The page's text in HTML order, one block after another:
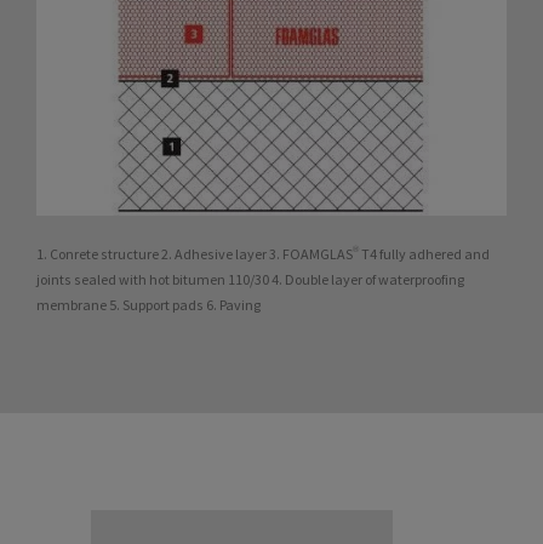
1. Conrete structure 2. Adhesive layer 3. FOAMGLAS® T4 fully adhered and
joints sealed with hot bitumen 110/30 4. Double layer of waterproofing
membrane 5. Support pads 6. Paving